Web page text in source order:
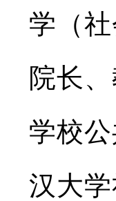
学（
院长
学校
汉大